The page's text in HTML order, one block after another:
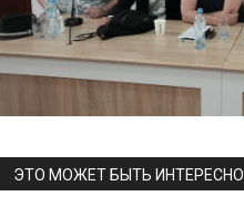
ЭТО МОЖЕТ БЫТЬ ИНТЕРЕСНО